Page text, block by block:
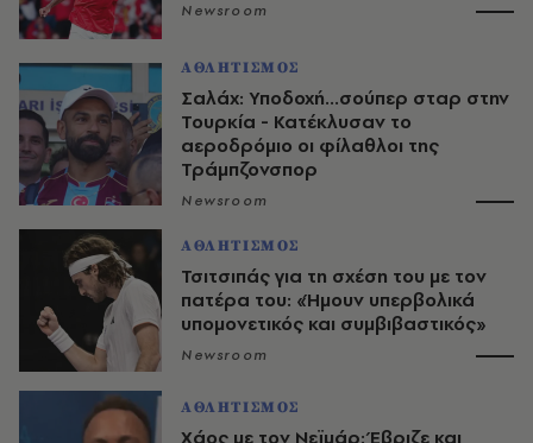
Newsroom
ΑΘΛΗΤΙΣΜΟΣ
Σαλάχ: Υποδοχή...σούπερ σταρ στην
Τουρκία - Κατέκλυσαν το
αεροδρόμιο οι φίλαθλοι της
Τράμπζονσπορ
Newsroom
ΑΘΛΗΤΙΣΜΟΣ
Τσιτσιπάς για τη σχέση του με τον
πατέρα του: «Ήμουν υπερβολικά
υπομονετικός και συμβιβαστικός»
Newsroom
ΑΘΛΗΤΙΣΜΟΣ
Χάος με τον Νεϊμάρ: Έβριζε και